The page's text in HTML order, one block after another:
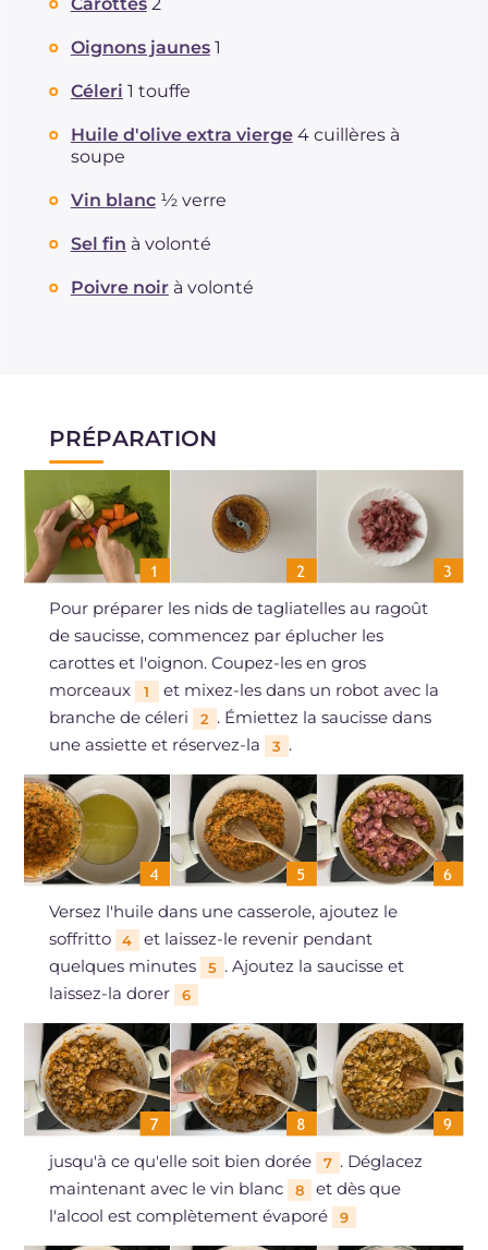
Oignons jaunes 1
Céleri 1 touffe
Huile d'olive extra vierge 4 cuillères à
soupe
Vin blanc ½ verre
Sel fin à volonté
Poivre noir à volonté
PRÉPARATION
Pour préparer les nids de tagliatelles au ragoût
de saucisse, commencez par éplucher les
carottes et l'oignon. Coupez-les en gros
morceaux
1
et mixez-les dans un robot avec la
branche de céleri
2 . Émiettez la saucisse dans
une assiette et réservez-la
3 .
Versez l'huile dans une casserole, ajoutez le
soffritto
4
et laissez-le revenir pendant
quelques minutes
5 . Ajoutez la saucisse et
laissez-la dorer
6
jusqu'à ce qu'elle soit bien dorée 7 . Déglacez
maintenant avec le vin blanc
8
et dès que
l'alcool est complètement évaporé
9